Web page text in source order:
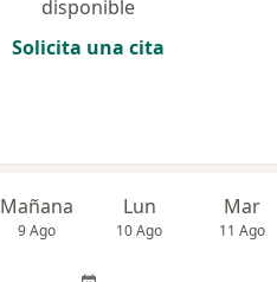
disponible
Solicita una cita
Mañana
9 Ago
Lun
10 Ago
Mar
11 Ago